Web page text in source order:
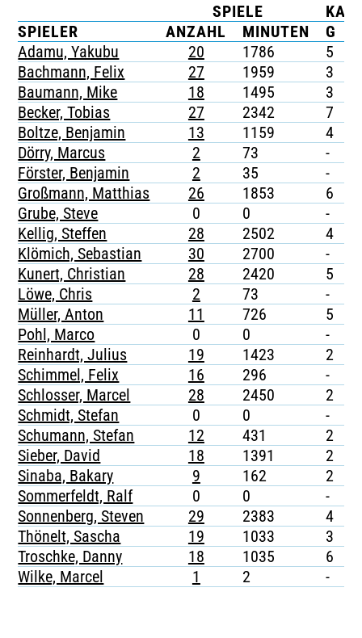
TICKETING
SPIELE
SPIELER
ANZAHL MINUTEN G
Adamu, Yakubu
20 1786 5
Bachmann, Felix
27 1959 3
Baumann, Mike
18 1495 3
Becker, Tobias
27 2342 7
Boltze, Benjamin
13 1159 4
Dörry, Marcus
2 73 -
Förster, Benjamin
2 35 -
Großmann, Matthias
26 1853 6
Grube, Steve
0 0 -
Kellig, Steffen
28 2502 4
Klömich, Sebastian
30 2700 -
Kunert, Christian
28 2420 5
Löwe, Chris
2 73 -
Müller, Anton
11 726 5
Pohl, Marco
0 0 -
Reinhardt, Julius
19 1423 2
Schimmel, Felix
16 296 -
Schlosser, Marcel
28 2450 2
Schmidt, Stefan
0 0 -
Schumann, Stefan
12 431 2
Sieber, David
18 1391 2
Sinaba, Bakary
9 162 2
Sommerfeldt, Ralf
0 0 -
Sonnenberg, Steven
29 2383 4
Thönelt, Sascha
19 1033 3
Troschke, Danny
18 1035 6
Wilke, Marcel
1 2 -